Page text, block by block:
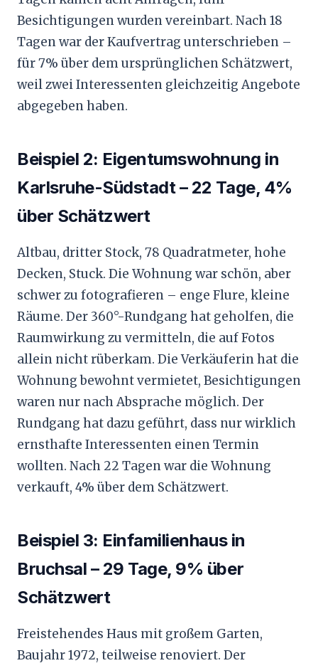
Besichtigungen wurden vereinbart. Nach 18
Tagen war der Kaufvertrag unterschrieben –
für 7% über dem ursprünglichen Schätzwert,
weil zwei Interessenten gleichzeitig Angebote
abgegeben haben.
Beispiel 2: Eigentumswohnung in
Karlsruhe-Südstadt – 22 Tage, 4%
über Schätzwert
Altbau, dritter Stock, 78 Quadratmeter, hohe
Decken, Stuck. Die Wohnung war schön, aber
schwer zu fotografieren – enge Flure, kleine
Räume. Der 360°-Rundgang hat geholfen, die
Raumwirkung zu vermitteln, die auf Fotos
allein nicht rüberkam. Die Verkäuferin hat die
Wohnung bewohnt vermietet, Besichtigungen
waren nur nach Absprache möglich. Der
Rundgang hat dazu geführt, dass nur wirklich
ernsthafte Interessenten einen Termin
wollten. Nach 22 Tagen war die Wohnung
verkauft, 4% über dem Schätzwert.
Beispiel 3: Einfamilienhaus in
Bruchsal – 29 Tage, 9% über
Schätzwert
Freistehendes Haus mit großem Garten,
Baujahr 1972, teilweise renoviert. Der